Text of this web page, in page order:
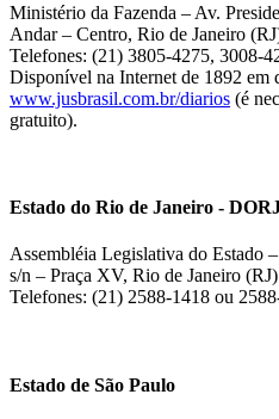
Ministério da Fazenda – Av.
Andar – Centro, Rio de Janeiro
Telefones: (21) 3805-4275, 3008-
Disponível na Internet de 1892 em
www.jusbrasil.com.br/diarios (é
gratuito).
Estado do Rio de Janeiro -
Assembléia Legislativa do Estado
s/n – Praça XV, Rio de Janeiro (RJ)
Telefones: (21) 2588-1418 ou
Estado de São Paulo